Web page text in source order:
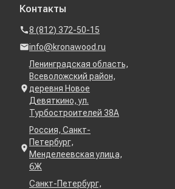
Контакты
8 (812) 372-50-15
info@kronawood.ru
Ленинградская область,
Всеволожский район,
деревня Новое
Девяткино, ул.
Турбостроителей 38А
Россия, Санкт-
Петербург,
Менделеевская улица,
6Ж
Санкт-Петербург,